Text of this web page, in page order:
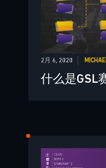
2月 6, 2020
什么是GSL